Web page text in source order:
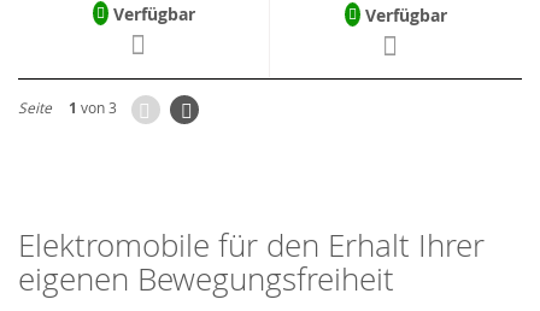
Verfügbar Verfügbar
Seite 1 von 3 ZurückSeite
Weiter
Elektromobile für den Erhalt Ihrer
eigenen Bewegungsfreiheit